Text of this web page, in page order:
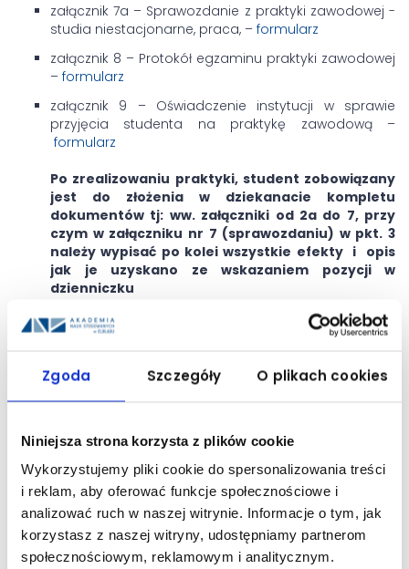
Zgoda Szczegóły O plikach cookies
Niniejsza strona korzysta z plików cookie
Wykorzystujemy pliki cookie do spersonalizowania treści
i reklam, aby oferować funkcje społecznościowe i
analizować ruch w naszej witrynie. Informacje o tym, jak
korzystasz z naszej witryny, udostępniamy partnerom
społecznościowym, reklamowym i analitycznym.
załącznik 7a – Sprawozdanie z praktyki zawodowej -
studia niestacjonarne, praca, – formularz
załącznik 8 – Protokół egzaminu praktyki zawodowej
– formularz
załącznik 9 – Oświadczenie instytucji w sprawie
przyjęcia studenta na praktykę zawodową –
formularz
Po zrealizowaniu praktyki, student zobowiązany
jest do złożenia w dziekanacie kompletu
dokumentów tj: ww. załączniki od 2a do 7, przy
czym w załączniku nr 7 (sprawozdaniu) w pkt. 3
należy wypisać po kolei wszystkie efekty i opis
jak je uzyskano ze wskazaniem pozycji w
dzienniczku
Proszę zwrócic uwagę, aby wszystkie dokumenty
były oryginałami a nie skanami, natomiast tam
przystawiona.